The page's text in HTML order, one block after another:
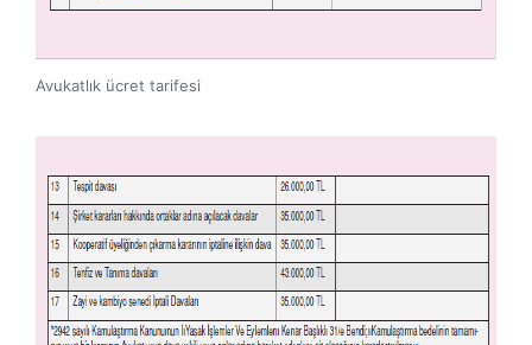
Avukatlık ücret tarifesi